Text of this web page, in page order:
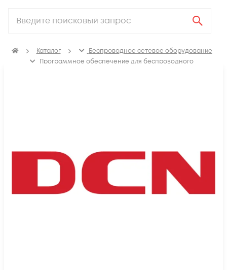
Каталог
Беспроводное сетевое оборудование
Программное обеспечение для беспроводного